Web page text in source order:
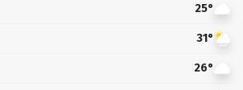
25°
31°
26°